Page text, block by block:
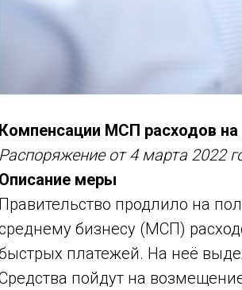
Компенсации МСП расходов
Распоряжение от 4 марта 2022
Описание меры
Правительство продлило на
бизнесу (МСП)
платежей. На неё
пойдут на